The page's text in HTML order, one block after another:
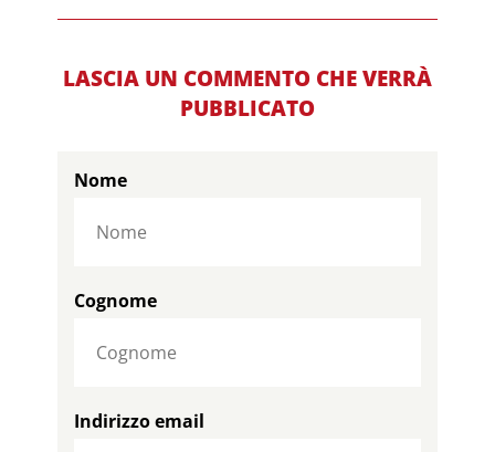
LASCIA UN COMMENTO CHE VERRÀ
PUBBLICATO
Nome
Cognome
Indirizzo email